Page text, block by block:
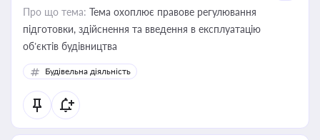
Про що тема: Тема охоплює правове регулювання
підготовки, здійснення та введення в експлуатацію
об’єктів будівництва
Будівельна діяльність